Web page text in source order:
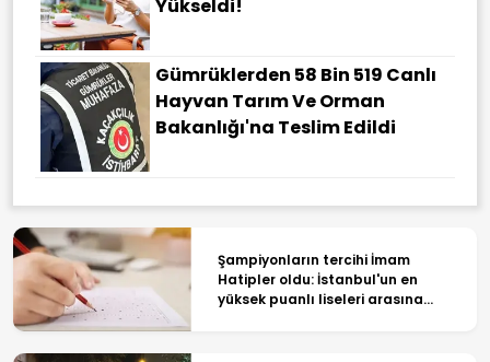
Yükseldi!
Gümrüklerden 58 Bin 519 Canlı
Hayvan Tarım Ve Orman
Bakanlığı'na Teslim Edildi
Şampiyonların tercihi İmam
Hatipler oldu: İstanbul'un en
yüksek puanlı liseleri arasına